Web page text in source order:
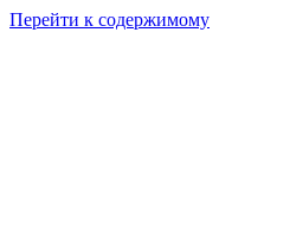
Перейти к содержимому